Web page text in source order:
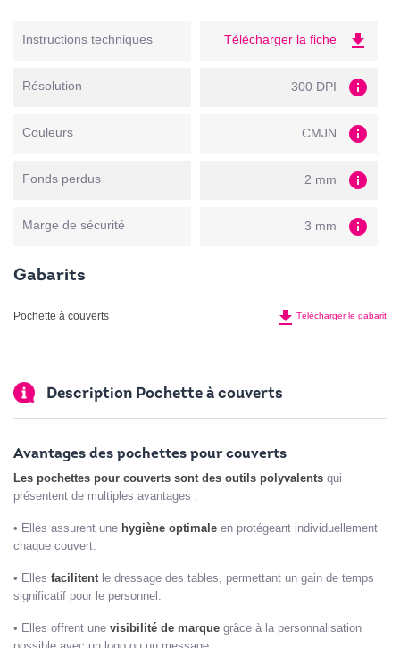
Instructions techniques Télécharger la fiche file_download
Résolution 300 DPI info
Couleurs CMJN info
Fonds perdus 2 mm info
Marge de sécurité 3 mm info
Gabarits
Pochette à couverts file_download Télécharger le gabarit
Description Pochette à couverts
Avantages des pochettes pour couverts
Les pochettes pour couverts sont des outils polyvalents qui
présentent de multiples avantages :
• Elles assurent une hygiène optimale en protégeant individuellement
chaque couvert.
• Elles facilitent le dressage des tables, permettant un gain de temps
significatif pour le personnel.
• Elles offrent une visibilité de marque grâce à la personnalisation